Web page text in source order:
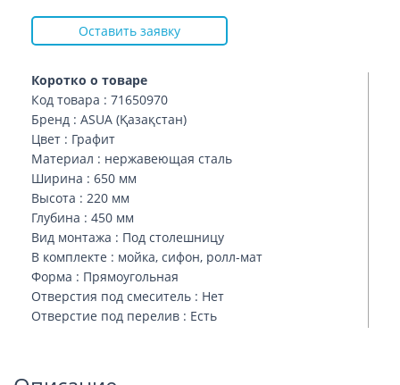
Коротко о товаре
Код товара : 71650970
Бренд : ASUA (Қазақстан)
Цвет : Графит
Материал : нержавеющая сталь
Ширина : 650 мм
Высота : 220 мм
Глубина : 450 мм
Вид монтажа : Под столешницу
В комплекте : мойка, сифон, ролл-мат
Форма : Прямоугольная
Отверстия под смеситель : Нет
Отверстие под перелив : Есть
Оставить заявку